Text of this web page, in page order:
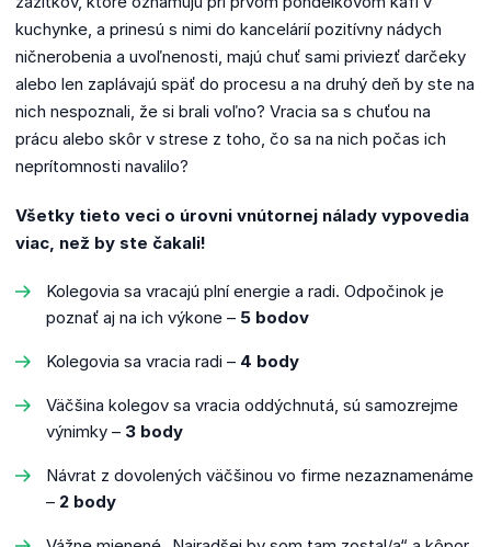
kuchynke, a prinesú s nimi do kancelárií pozitívny nádych
ničnerobenia a uvoľnenosti, majú chuť sami priviezť darčeky
alebo len zaplávajú späť do procesu a na druhý deň by ste na
nich nespoznali, že si brali voľno? Vracia sa s chuťou na
prácu alebo skôr v strese z toho, čo sa na nich počas ich
neprítomnosti navalilo?
Všetky tieto veci o úrovni vnútornej nálady vypovedia
viac, než by ste čakali!
Kolegovia sa vracajú plní energie a radi. Odpočinok je
poznať aj na ich výkone – 5 bodov
Kolegovia sa vracia radi – 4 body
Väčšina kolegov sa vracia oddýchnutá, sú samozrejme
výnimky – 3 body
Návrat z dovolených väčšinou vo firme nezaznamenáme
– 2 body